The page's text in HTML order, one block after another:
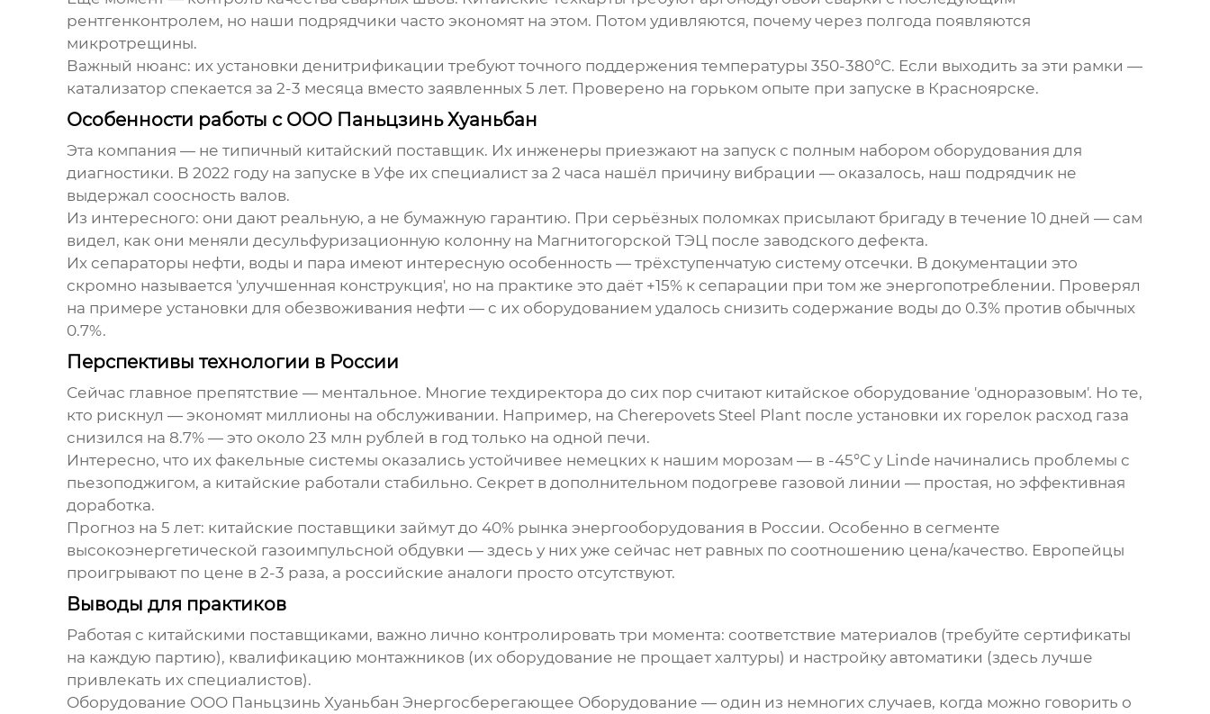
рентгенконтролем, но наши подрядчики часто экономят на этом. Потом удивляются, почему через полгода появляются
микротрещины.
Важный нюанс: их установки денитрификации требуют точного поддержения температуры 350-380°C. Если выходить за эти рамки —
катализатор спекается за 2-3 месяца вместо заявленных 5 лет. Проверено на горьком опыте при запуске в Красноярске.
Особенности работы с ООО Паньцзинь Хуаньбан
Эта компания — не типичный китайский поставщик. Их инженеры приезжают на запуск с полным набором оборудования для
диагностики. В 2022 году на запуске в Уфе их специалист за 2 часа нашёл причину вибрации — оказалось, наш подрядчик не
выдержал соосность валов.
Из интересного: они дают реальную, а не бумажную гарантию. При серьёзных поломках присылают бригаду в течение 10 дней — сам
видел, как они меняли десульфуризационную колонну на Магнитогорской ТЭЦ после заводского дефекта.
Их сепараторы нефти, воды и пара имеют интересную особенность — трёхступенчатую систему отсечки. В документации это
скромно называется 'улучшенная конструкция', но на практике это даёт +15% к сепарации при том же энергопотреблении. Проверял
на примере установки для обезвоживания нефти — с их оборудованием удалось снизить содержание воды до 0.3% против обычных
0.7%.
Перспективы технологии в России
Сейчас главное препятствие — ментальное. Многие техдиректора до сих пор считают китайское оборудование 'одноразовым'. Но те,
кто рискнул — экономят миллионы на обслуживании. Например, на Cherepovets Steel Plant после установки их горелок расход газа
снизился на 8.7% — это около 23 млн рублей в год только на одной печи.
Интересно, что их факельные системы оказались устойчивее немецких к нашим морозам — в -45°C у Linde начинались проблемы с
пьезоподжигом, а китайские работали стабильно. Секрет в дополнительном подогреве газовой линии — простая, но эффективная
доработка.
Прогноз на 5 лет: китайские поставщики займут до 40% рынка энергооборудования в России. Особенно в сегменте
высокоэнергетической газоимпульсной обдувки — здесь у них уже сейчас нет равных по соотношению цена/качество. Европейцы
проигрывают по цене в 2-3 раза, а российские аналоги просто отсутствуют.
Выводы для практиков
Работая с китайскими поставщиками, важно лично контролировать три момента: соответствие материалов (требуйте сертификаты
на каждую партию), квалификацию монтажников (их оборудование не прощает халтуры) и настройку автоматики (здесь лучше
привлекать их специалистов).
Оборудование ООО Паньцзинь Хуаньбан Энергосберегающее Оборудование — один из немногих случаев, когда можно говорить о